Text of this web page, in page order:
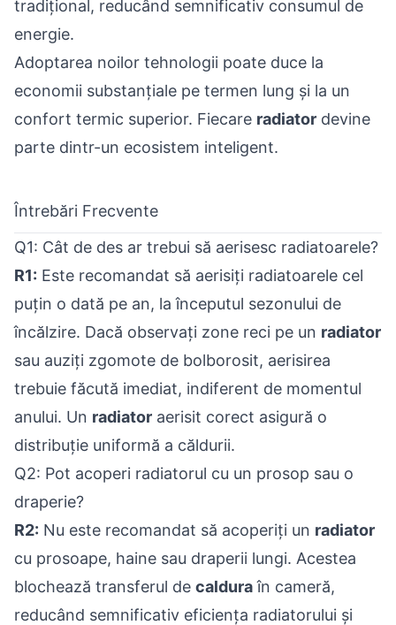
tradițional, reducând semnificativ consumul de
energie.
Adoptarea noilor tehnologii poate duce la
economii substanțiale pe termen lung și la un
confort termic superior. Fiecare radiator devine
parte dintr-un ecosistem inteligent.
Întrebări Frecvente
Q1: Cât de des ar trebui să aerisesc radiatoarele?
R1: Este recomandat să aerisiți radiatoarele cel
puțin o dată pe an, la începutul sezonului de
încălzire. Dacă observați zone reci pe un radiator
sau auziți zgomote de bolborosit, aerisirea
trebuie făcută imediat, indiferent de momentul
anului. Un radiator aerisit corect asigură o
distribuție uniformă a căldurii.
Q2: Pot acoperi radiatorul cu un prosop sau o
draperie?
R2: Nu este recomandat să acoperiți un radiator
cu prosoape, haine sau draperii lungi. Acestea
blochează transferul de calduraîn cameră,
reducând semnificativ eficiența radiatorului și